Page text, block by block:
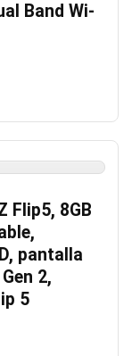
Band Wi-
Flip5, 8GB
pantalla
2,
5